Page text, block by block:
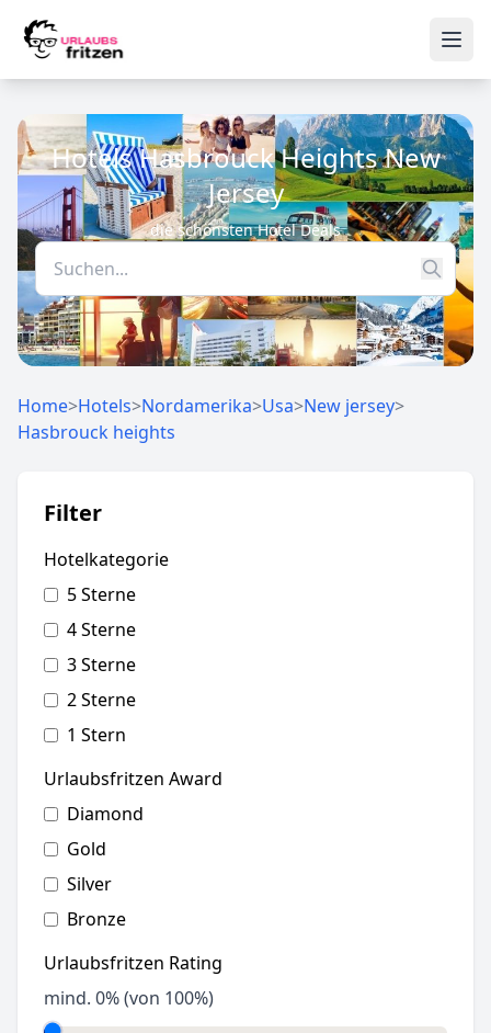
Hotels Hasbrouck Heights New
Jersey
die schönsten Hotel Deals
Home>Hotels>Nordamerika>Usa>New jersey>
Hasbrouck heights
Filter
Hotelkategorie
5 Sterne
4 Sterne
3 Sterne
2 Sterne
1 Stern
Urlaubsfritzen Award
Diamond
Gold
Silver
Bronze
Urlaubsfritzen Rating
mind. 0% (von 100%)